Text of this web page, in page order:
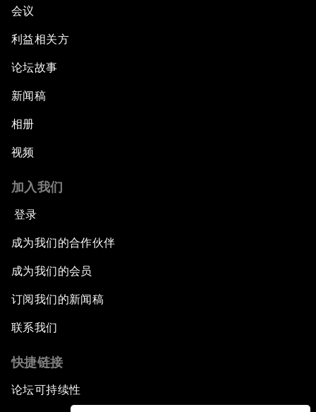
会议
利益相关方
论坛故事
新闻稿
相册
视频
加入我们
登录
成为我们的合作伙伴
成为我们的会员
订阅我们的新闻稿
联系我们
快捷链接
论坛可持续性